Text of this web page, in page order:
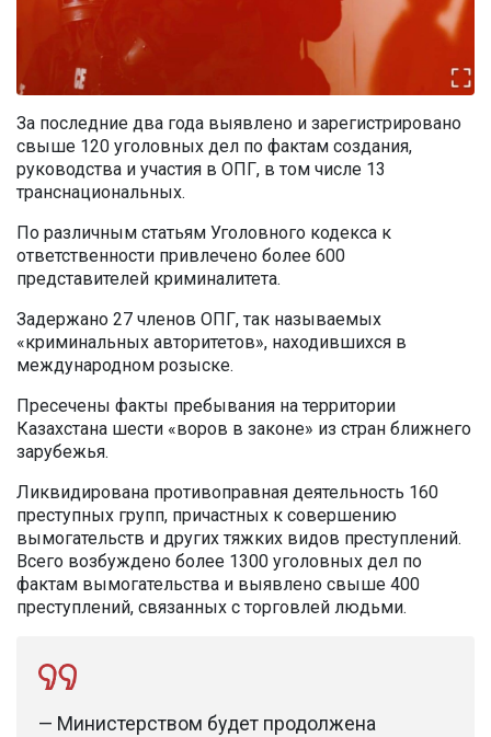
За последние два года выявлено и зарегистрировано
свыше 120 уголовных дел по фактам создания,
руководства и участия в ОПГ, в том числе 13
транснациональных.
По различным статьям Уголовного кодекса к
ответственности привлечено более 600
представителей криминалитета.
Задержано 27 членов ОПГ, так называемых
«криминальных авторитетов», находившихся в
международном розыске.
Пресечены факты пребывания на территории
Казахстана шести «воров в законе» из стран ближнего
зарубежья.
Ликвидирована противоправная деятельность 160
преступных групп, причастных к совершению
вымогательств и других тяжких видов преступлений.
Всего возбуждено более 1300 уголовных дел по
фактам вымогательства и выявлено свыше 400
преступлений, связанных с торговлей людьми.
— Министерством будет продолжена